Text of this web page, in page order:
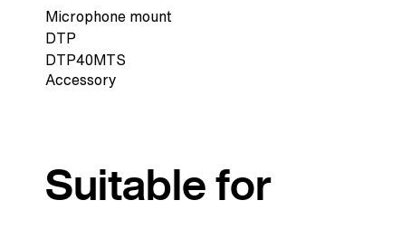
Microphone mount
DTP
DTP40MTS
Accessory
Suitable for